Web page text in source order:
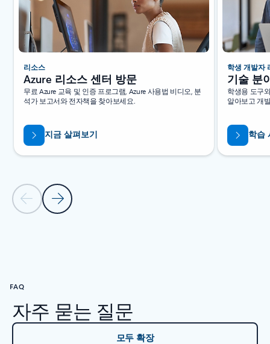
이전 슬라이드다음 슬라이드
리소스
Azure 리소스 센터 방문
무료 Azure 교육 및 인증 프로그램, Azure 사용법 비디오, 분
석가 보고서와 전자책을 찾아보세요.
지금 살펴보기
학생 개발자
기술 분
학생용 도구
알아보고 개
학습
FAQ
자주 묻는 질문
모두 확장